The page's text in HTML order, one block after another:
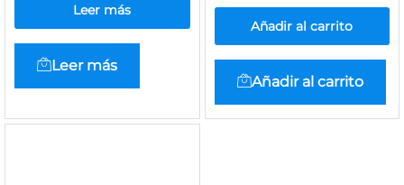
Leer más
Leer más
Añadir al carrito
Añadir al carrito